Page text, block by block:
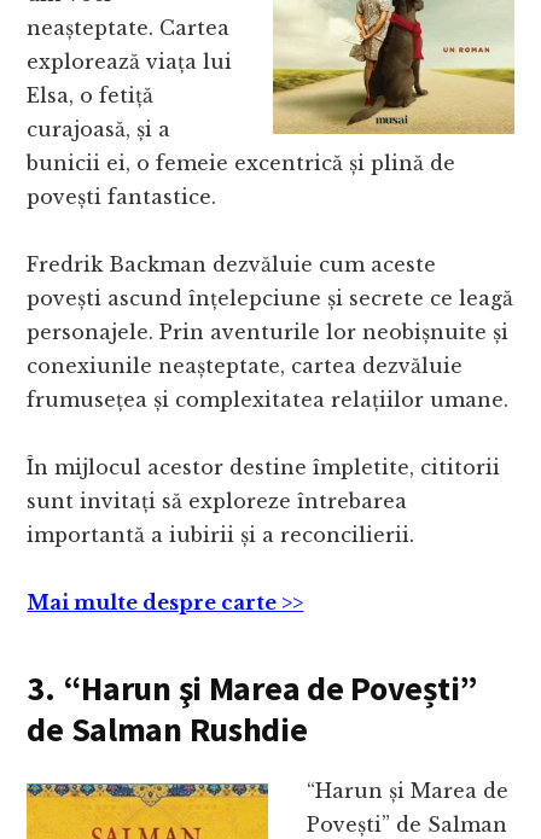
neașteptate. Cartea
explorează viața lui
Elsa, o fetiță
curajoasă, și a
bunicii ei, o femeie excentrică și plină de
povești fantastice.
Fredrik Backman dezvăluie cum aceste
povești ascund înțelepciune și secrete ce leagă
personajele. Prin aventurile lor neobișnuite și
conexiunile neașteptate, cartea dezvăluie
frumusețea și complexitatea relațiilor umane.
În mijlocul acestor destine împletite, cititorii
sunt invitați să exploreze întrebarea
importantă a iubirii și a reconcilierii.
Mai multe despre carte >>
3. “Harun şi Marea de Povești”
de Salman Rushdie
“Harun și Marea de
Povești” de Salman